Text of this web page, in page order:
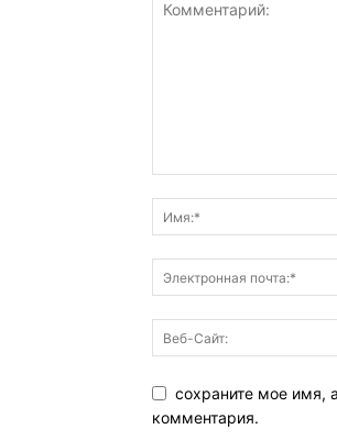
сохраните мое имя,
комментария.